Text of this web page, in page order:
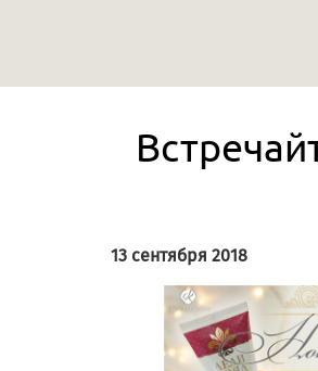
13 сентября 2018